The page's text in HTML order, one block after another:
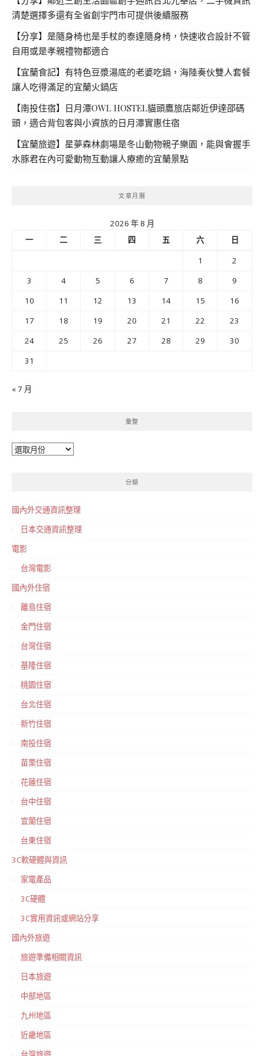
清楚選擇多還有全省創宇門市可提供後續服務
【分享】是隨身椅也是手杖的泰達隨身椅，快速收合設計不管
自用或是孝親禮物都適合
【宜蘭食記】有特色豆漿湯底的老婆吃鍋，海陸奏伙雙人套餐
讓人吃得滿足的宜蘭火鍋店
【南投住宿】日月潭OWL HOSTEL貓頭鷹旅店鄰近伊達邵碼
頭，適合背包客與小資族的日月潭實惠住宿
【宜蘭旅遊】星夢森林劇場是冬山動物親子樂園，能與會握手
水豚君在內可愛動物互動讓人療癒的宜蘭景點
文章月曆
2026 年 8 月
一
二 三 四 五 六
日
1
2
3
4 5 6 7 8
9
10
11 12 13 14 15
16
17
18 19 20 21 22
23
24
25 26 27 28 29
30
31
« 7 月
彙整
彙
分類
國內外交通資訊整理
日本交通資訊整理
電影
台灣電影
國內外住宿
離島住宿
金門住宿
台灣住宿
基隆住宿
桃園住宿
台北住宿
新竹住宿
南投住宿
苗栗住宿
花蓮住宿
台中住宿
宜蘭住宿
台東住宿
3C軟硬體與資訊
家電產品
3C硬體
3C實用資訊或網站分享
國內外旅遊
旅遊準備相關資訊
日本旅遊
中部地區
九州地區
近畿地區